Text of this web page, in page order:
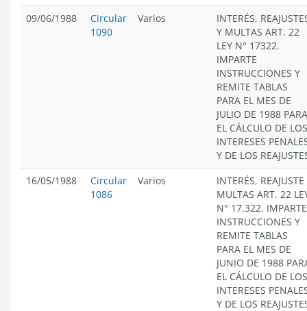
09/06/1988
Circular
1090
Varios
INTERÉS,
Y MULTAS ART. 22
LEY N° 17322.
IMPARTE
INSTRUCCIONES Y
REMITE TABLAS
PARA EL MES DE
JULIO DE 1988 PARA
EL CÁLCULO DE LOS
INTERESES
Y DE LOS
16/05/1988
Circular
1086
Varios
INTERÉS, REAJUSTE
MULTAS ART. 22
N° 17.322. IMPARTE
INSTRUCCIONES Y
REMITE TABLAS
PARA EL MES DE
JUNIO DE 1988
EL CÁLCULO DE LOS
INTERESES
Y DE LOS